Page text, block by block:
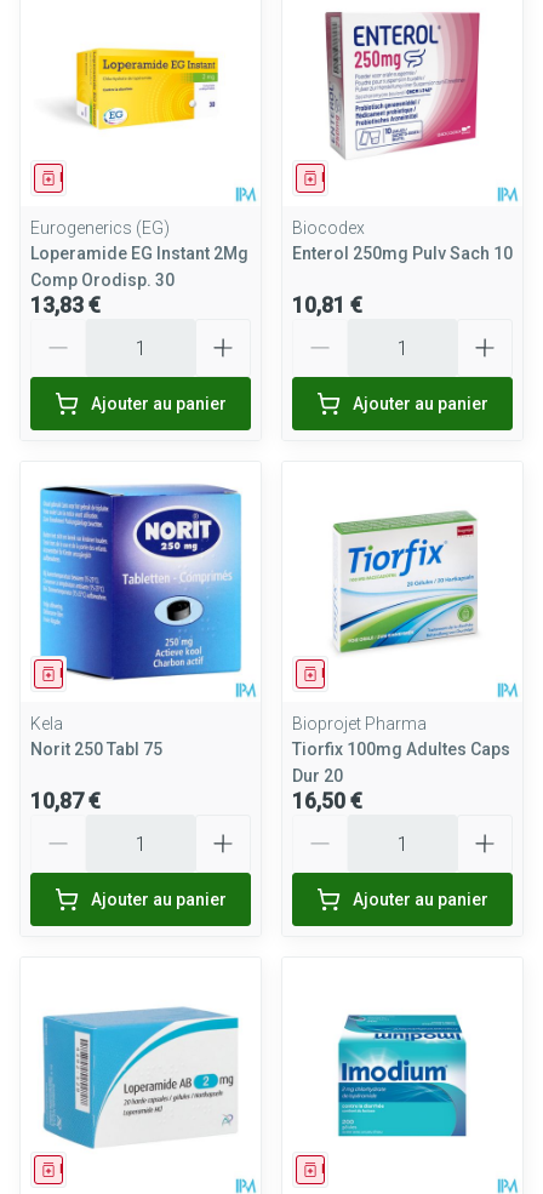
Eurogenerics (EG)
Loperamide EG Instant 2Mg
Comp Orodisp. 30
13,83 €
Ajouter au panier
Biocodex
Enterol 250mg Pulv Sach 10
10,81 €
Ajouter au panier
Médicament
Kela
Norit 250 Tabl 75
10,87 €
Ajouter au panier
Bioprojet Pharma
Tiorfix 100mg Adultes Caps
Dur 20
16,50 €
Ajouter au panier